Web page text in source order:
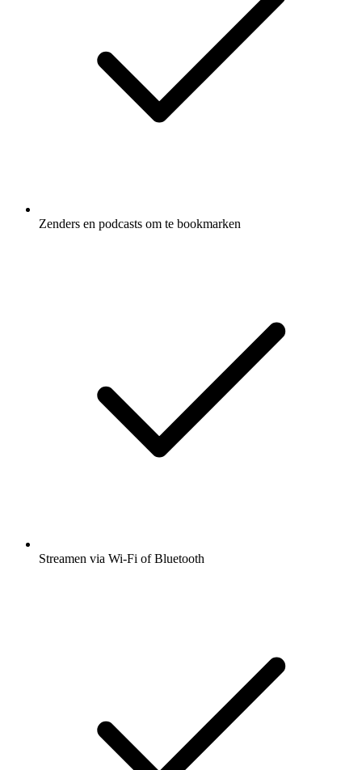
Zenders en podcasts om te bookmarken
Streamen via Wi-Fi of Bluetooth